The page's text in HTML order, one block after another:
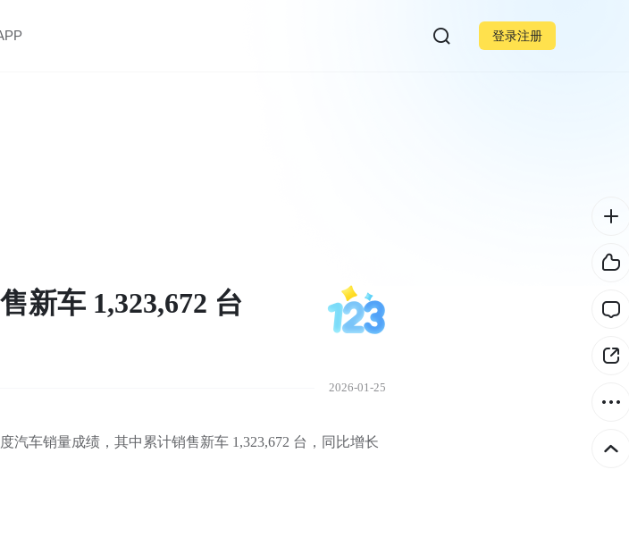
登录注册
新车 1,323,672 台
2026-01-25
汽车销量成绩，其中累计销售新车 1,323,672 台，同比增长